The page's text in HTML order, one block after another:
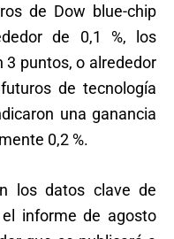
de Dow blue-chip
de 0,1 %, los
3 puntos, o alrededor
de tecnología
una ganancia
0,2 %.
los datos clave de
informe de agosto